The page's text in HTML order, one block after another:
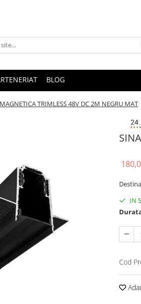
BLOG
TRIMLESS 48V DC 2M NEGRU MAT
IN
Cod